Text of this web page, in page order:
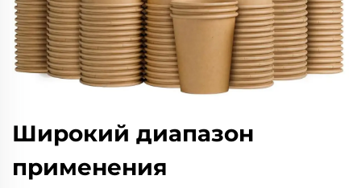
Широкий диапазон
применения